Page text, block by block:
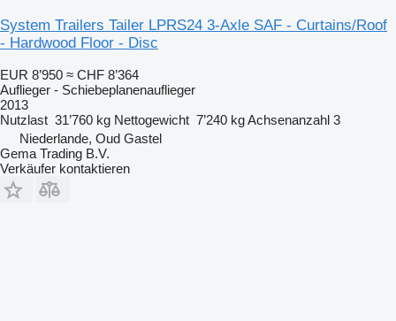
System Trailers Tailer LPRS24 3-Axle SAF - Curtains/Roof
- Hardwood Floor - Disc
EUR 8’950 ≈ CHF 8’364
Auflieger - Schiebeplanenauflieger
2013
Nutzlast 31’760 kg Nettogewicht 7’240 kgAchsenanzahl 3
Niederlande, Oud Gastel
Gema Trading B.V.
Verkäufer kontaktieren